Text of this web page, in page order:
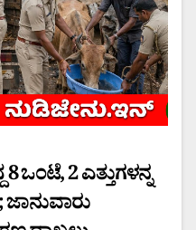
ಒಂಟೆ, 2 ಎತ್ತುಗಳನ್ನ